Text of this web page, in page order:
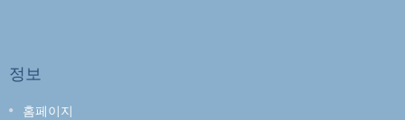
정보
홈페이지